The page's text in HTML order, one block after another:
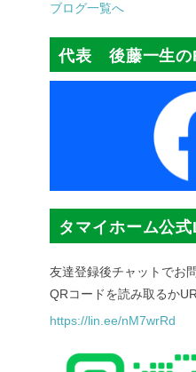
ブログ一覧へ
代表 後藤一生の
タマイホーム公
友達登録後チャットでお
QRコードを読み取るか
https://lin.ee/nM7wrRd